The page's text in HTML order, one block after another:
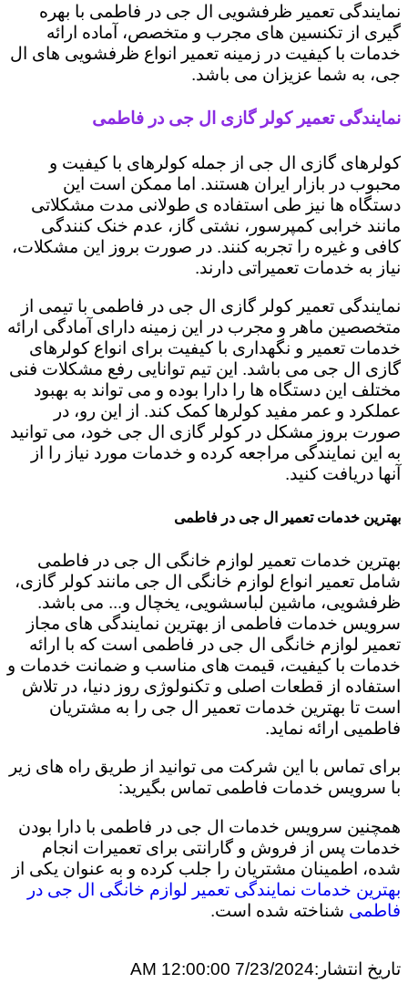
نمایندگی تعمیر ظرفشویی ال جی در فاطمی با بهره
گیری از تکنسین های مجرب و متخصص، آماده ارائه
خدمات با کیفیت در زمینه تعمیر انواع ظرفشویی های ال
جی، به شما عزیزان می باشد.
نمایندگی تعمیر کولر گازی ال جی در فاطمی
کولرهای گازی ال جی از جمله کولرهای با کیفیت و
محبوب در بازار ایران هستند. اما ممکن است این
دستگاه ها نیز طی استفاده ی طولانی مدت مشکلاتی
مانند خرابی کمپرسور، نشتی گاز، عدم خنک کنندگی
کافی و غیره را تجربه کنند. در صورت بروز این مشکلات،
نیاز به خدمات تعمیراتی دارند.
نمایندگی تعمیر کولر گازی ال جی در فاطمی با تیمی از
متخصصین ماهر و مجرب در این زمینه دارای آمادگی ارائه
خدمات تعمیر و نگهداری با کیفیت برای انواع کولرهای
گازی ال جی می باشد. این تیم توانایی رفع مشکلات فنی
مختلف این دستگاه ها را دارا بوده و می تواند به بهبود
عملکرد و عمر مفید کولرها کمک کند. از این رو، در
صورت بروز مشکل در کولر گازی ال جی خود، می توانید
به این نمایندگی مراجعه کرده و خدمات مورد نیاز را از
آنها دریافت کنید.
بهترین خدمات تعمیر ال جی در فاطمی
بهترین خدمات تعمیر لوازم خانگی ال جی در فاطمی
شامل تعمیر انواع لوازم خانگی ال جی مانند کولر گازی،
ظرفشویی، ماشین لباسشویی، یخچال و... می باشد.
سرویس خدمات فاطمی از بهترین نمایندگی های مجاز
تعمیر لوازم خانگی ال جی در فاطمی است که با ارائه
خدمات با کیفیت، قیمت های مناسب و ضمانت خدمات و
استفاده از قطعات اصلی و تکنولوژی روز دنیا، در تلاش
است تا بهترین خدمات تعمیر ال جی را به مشتریان
فاطمیی ارائه نماید.
برای تماس با این شرکت می توانید از طریق راه های زیر
با سرویس خدمات فاطمی تماس بگیرید:
همچنین سرویس خدمات ال جی در فاطمی با دارا بودن
خدمات پس از فروش و گارانتی برای تعمیرات انجام
شده، اطمینان مشتریان را جلب کرده و به عنوان یکی از
بهترین خدمات نمایندگی تعمیر لوازم خانگی ال جی در
فاطمی شناخته شده است.
تاریخ انتشار:7/23/2024 12:00:00 AM